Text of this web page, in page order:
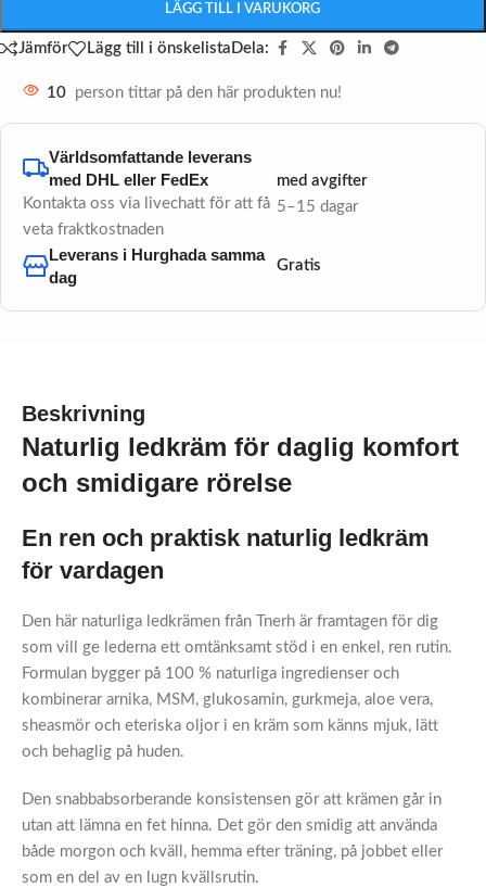
LÄGG TILL I VARUKORG
Jämför Lägg till i önskelista Dela:
10 person tittar på den här produkten nu!
Världsomfattande leverans
med DHL eller FedEx
Kontakta oss via livechatt för att få
veta fraktkostnaden
5–15 dagar
med avgifter
Leverans i Hurghada samma
dag
Gratis
Beskrivning
Naturlig ledkräm för daglig komfort
och smidigare rörelse
En ren och praktisk naturlig ledkräm
för vardagen
Den här naturliga ledkrämen från Tnerh är framtagen för dig
som vill ge lederna ett omtänksamt stöd i en enkel, ren rutin.
Formulan bygger på 100 % naturliga ingredienser och
kombinerar arnika, MSM, glukosamin, gurkmeja, aloe vera,
sheasmör och eteriska oljor i en kräm som känns mjuk, lätt
och behaglig på huden.
Den snabbabsorberande konsistensen gör att krämen går in
utan att lämna en fet hinna. Det gör den smidig att använda
både morgon och kväll, hemma efter träning, på jobbet eller
som en del av en lugn kvällsrutin.